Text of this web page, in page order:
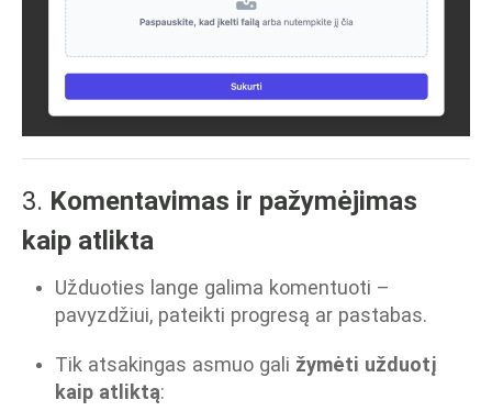
3. Komentavimas ir pažymėjimas
kaip atlikta
Užduoties lange galima komentuoti –
pavyzdžiui, pateikti progresą ar pastabas.
Tik atsakingas asmuo gali žymėti užduotį
kaip atliktą: